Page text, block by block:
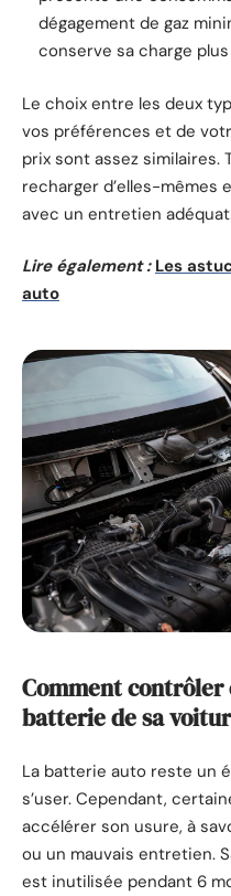
dégagement de gaz
conserve sa charge
Le choix entre les deux
vos préférences et de
prix sont assez similaires.
recharger d’elles-mêmes
avec un entretien
Lire également : Les
auto
Comment
batterie de sa
La batterie auto reste un
s’user. Cependant,
accélérer son usure, à
ou un mauvais entretien.
est inutilisée pendant 6